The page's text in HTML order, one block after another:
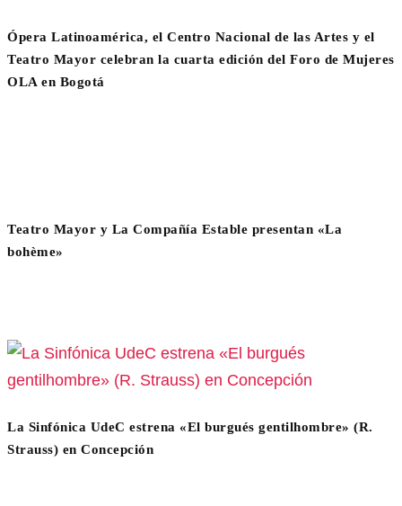
Ópera Latinoamérica, el Centro Nacional de las Artes y el
Teatro Mayor celebran la cuarta edición del Foro de Mujeres
OLA en Bogotá
Teatro Mayor y La Compañía Estable presentan «La
bohème»
La Sinfónica UdeC estrena «El burgués gentilhombre» (R.
Strauss) en Concepción